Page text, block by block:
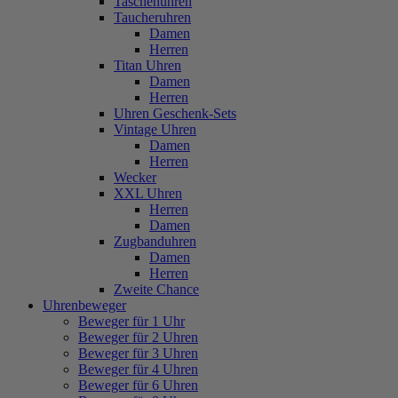
Taucheruhren
Damen
Herren
Titan Uhren
Damen
Herren
Uhren Geschenk-Sets
Vintage Uhren
Damen
Herren
Wecker
XXL Uhren
Herren
Damen
Zugbanduhren
Damen
Herren
Zweite Chance
Uhrenbeweger
Beweger für 1 Uhr
Beweger für 2 Uhren
Beweger für 3 Uhren
Beweger für 4 Uhren
Beweger für 6 Uhren